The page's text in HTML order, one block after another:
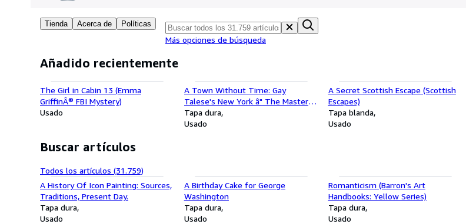
Tienda Acerca de Políticas
Más opciones de búsqueda
Añadido recientemente
The Girl in Cabin 13 (Emma
GriffinÂ® FBI Mystery)
Usado
A Town Without Time: Gay
Talese's New York â" The Master
Journalist's Greatest Reporting on
the City's Eccentric Characters from
Tapa dura
Usado
A Secret Scottish Escape (Scottish
Escapes)
Tapa blanda
Usado
Buscar artículos
Todos los artículos (31.759)
A History Of Icon Painting: Sources,
Traditions, Present Day.
Tapa dura
Usado
A Birthday Cake for George
Washington
Tapa dura
Usado
Romanticism (Barron's Art
Handbooks: Yellow Series)
Tapa dura
Usado